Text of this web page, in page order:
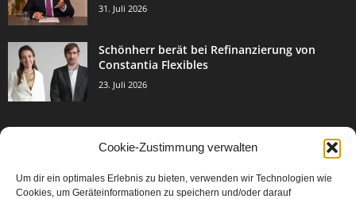
Cookie-Zustimmung verwalten
Um dir ein optimales Erlebnis zu bieten, verwenden wir Technologien wie
Cookies, um Geräteinformationen zu speichern und/oder darauf
31. Juli 2026
Schönherr berät bei Refinanzierung von
Constantia Flexibles
23. Juli 2026
Events & Success 3002